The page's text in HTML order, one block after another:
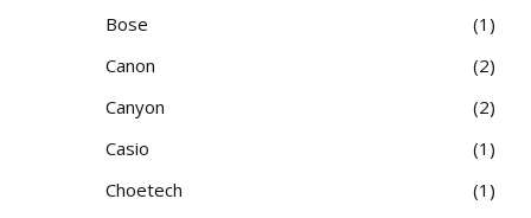
Bose
1
Canon
2
Canyon
2
Casio
1
Choetech
1